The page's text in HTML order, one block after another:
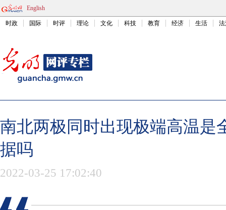
English
时政 国际 时评 理论 文化 科技 教育 经济 生活
南北两极同时出现极端高温是
据吗
2022-03-25 17:02:40